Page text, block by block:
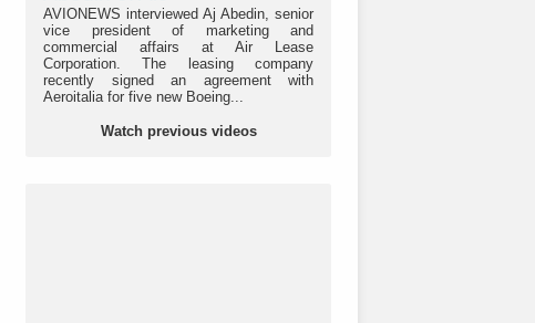
AVIONEWS interviewed Aj Abedin, senior
vice president of marketing and
commercial affairs at Air Lease
Corporation. The leasing company
recently signed an agreement with
Aeroitalia for five new Boeing...
Watch previous videos